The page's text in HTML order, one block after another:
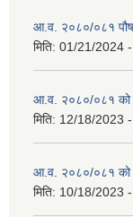
आ.व. २०८०/०८१ पौष
मिति: 01/21/2024
आ.व. २०८०/०८१ को
मिति: 12/18/2023
आ.व. २०८०/०८१ को
मिति: 10/18/2023